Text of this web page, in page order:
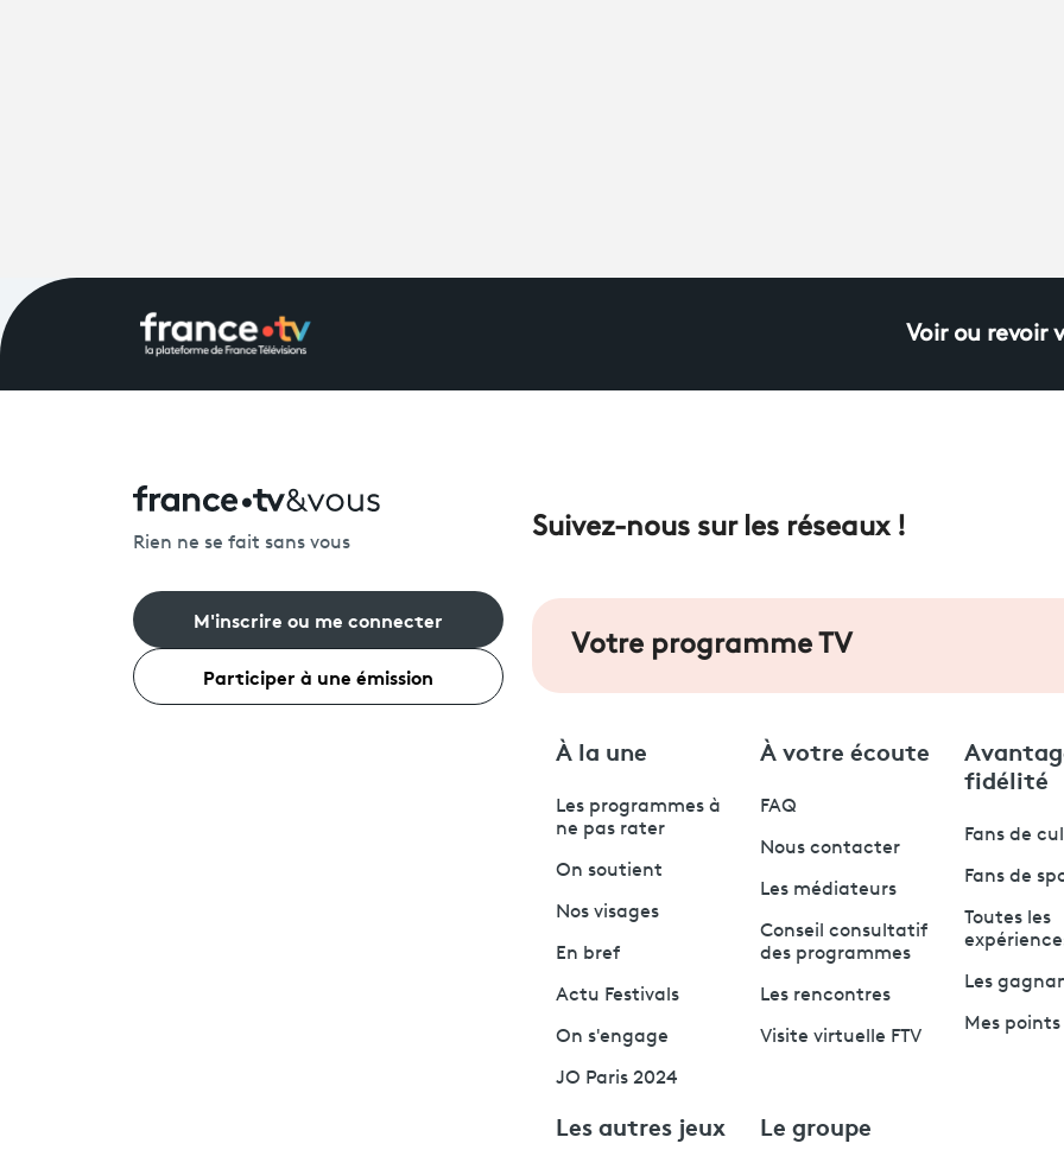
Voir ou revoir
Rien ne se fait sans vous
M'inscrire ou me connecter
Participer à une émission
Suivez-nous sur les réseaux !
Votre programme TV
À la une
Les programmes à
ne pas rater
On soutient
Nos visages
En bref
Actu Festivals
On s'engage
JO Paris 2024
À votre écoute
FAQ
Nous contacter
Les médiateurs
Conseil consultatif
des programmes
Les rencontres
Visite virtuelle FTV
fidélité
Fans de
Fans de
Toutes les
Les
Mes
Les autres jeux Le groupe